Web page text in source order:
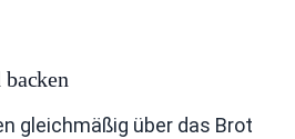
gleichmäßig über das Brot